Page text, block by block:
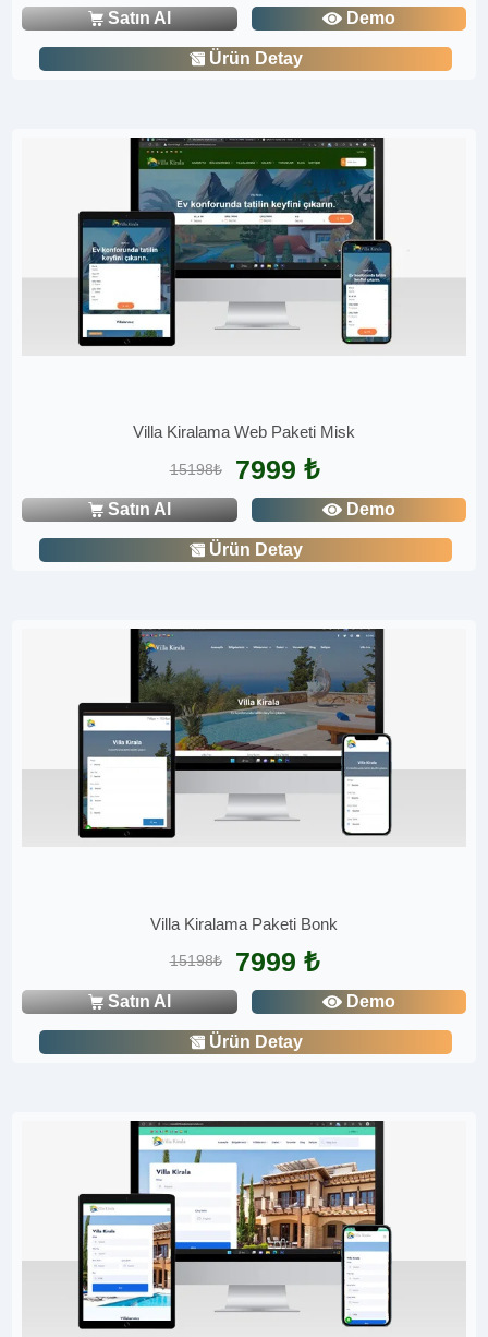
Satın Al Demo
Ürün Detay
Villa Kiralama Web Paketi Misk
15198₺ 7999 ₺
Satın Al Demo
Ürün Detay
Villa Kiralama Paketi Bonk
15198₺ 7999 ₺
Satın Al Demo
Ürün Detay